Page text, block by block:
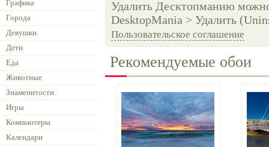
Графика
Города
Девушки
Дети
Еда
Животные
Знаменитости
Игры
Компьютеры
Календари
Удалить Десктопманию
DesktopMania > Удалить
Пользовательское соглашение
Рекомендуемые обои